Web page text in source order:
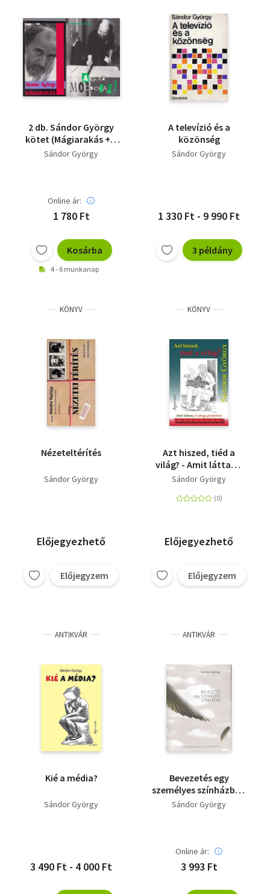
2 db. Sándor György
kötet (Mágiarakás + A
gaz Mocsolay!)
Sándor György
Online ár:
1 780 Ft
Kosárba
4 - 6 munkanap
A televízió és a
közönség
Sándor György
1 330 Ft - 9 990 Ft
3 példány
KÖNYV
Nézeteltérítés
Sándor György
Előjegyezhető
Előjegyzem
KÖNYV
Azt hiszed, tiéd a
világ? - Amit láttam,
és ahogy gondoltam
Sándor György
Előjegyezhető
Előjegyzem
ANTIKVÁR
Kié a média?
Sándor György
3 490 Ft - 4 000 Ft
ANTIKVÁR
Bevezetés egy
személyes színházba -
Cirkusszal,
Sándor György
Online ár:
3 993 Ft